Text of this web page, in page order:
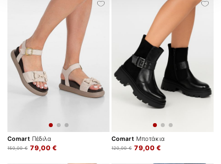
Comart Πέδιλα
79,00 €
150,00 €
Comart Μποτάκια
79,00 €
120,00 €